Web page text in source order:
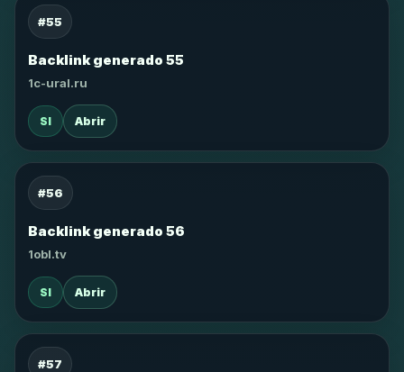
#55
Backlink generado 55
1c-ural.ru
SI Abrir
#56
Backlink generado 56
1obl.tv
SI Abrir
#57